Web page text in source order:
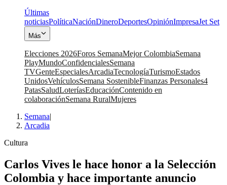
Últimas
noticiasPolíticaNaciónDineroDeportesOpiniónImpresaJet Set
Más
Elecciones 2026Foros SemanaMejor ColombiaSemana
PlayMundoConfidencialesSemana
TVGenteEspecialesArcadiaTecnologíaTurismoEstados
UnidosVehículosSemana SostenibleFinanzas Personales4
PatasSaludLoteríasEducaciónContenido en
colaboraciónSemana RuralMujeres
Semana|
Arcadia
Cultura
Carlos Vives le hace honor a la Selección
Colombia y hace importante anuncio